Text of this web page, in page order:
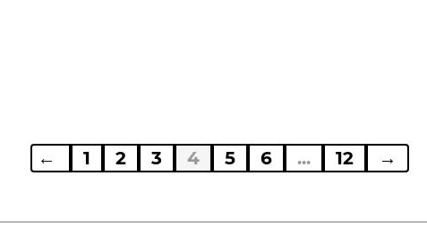
← 1 2 3 4 5 6 ... 12 →